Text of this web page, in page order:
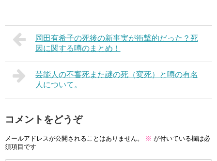
岡田有希子の死後の新事実が衝撃的だった？死
因に関する噂のまとめ！
芸能人の不審死また謎の死（変死）と噂の有名
人について。
コメントをどうぞ
メールアドレスが公開されることはありません。 ※ が付いている欄は必
須項目です